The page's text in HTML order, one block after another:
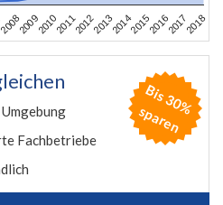
2009201020112012201320142015201620172018
Fachbetriebe
B
is
3
0
%
s
p
a
r
e
n